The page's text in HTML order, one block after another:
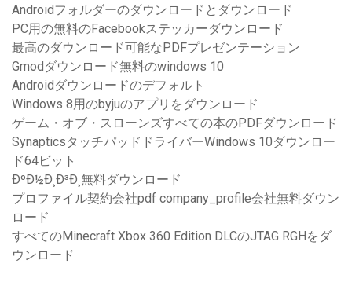
Androidフォルダーのダウンロードとダウンロード
PC用の無料のFacebookステッカーダウンロード
最高のダウンロード可能なPDFプレゼンテーション
Gmodダウンロード無料のwindows 10
Androidダウンロードのデフォルト
Windows 8用のbyjuのアプリをダウンロード
ゲーム・オブ・スローンズすべての本のPDFダウンロード
SynapticsタッチパッドドライバーWindows 10ダウンロー
ド64ビット
ÐºÐ½Ð¸Ð³Ð¸無料ダウンロード
プロファイル契約会社pdf company_profile会社無料ダウン
ロード
すべてのMinecraft Xbox 360 Edition DLCのJTAG RGHをダ
ウンロード